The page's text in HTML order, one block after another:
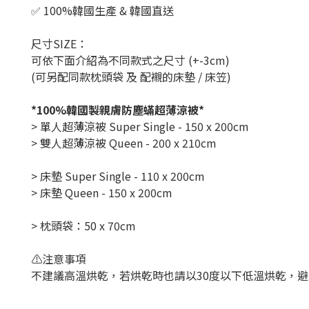
✅ 100%韓國生產 & 韓國直送
尺寸SIZE：
可依下面介紹為不同款式之尺寸 (+-3cm)
(可另配同款枕頭袋 及 配襯的床墊 / 床笠)
*100%韓國製親膚防塵蟎超薄涼被*
> 單人超薄涼被 Super Single - 150 x 200cm
> 雙人超薄涼被 Queen - 200 x 210cm
> 床墊 Super Single - 110 x 200cm
> 床墊 Queen - 150 x 200cm
> 枕頭袋：50 x 70cm
⚠️注意事項
不建議高溫烘乾，若烘乾時也請以30度以下低溫烘乾，